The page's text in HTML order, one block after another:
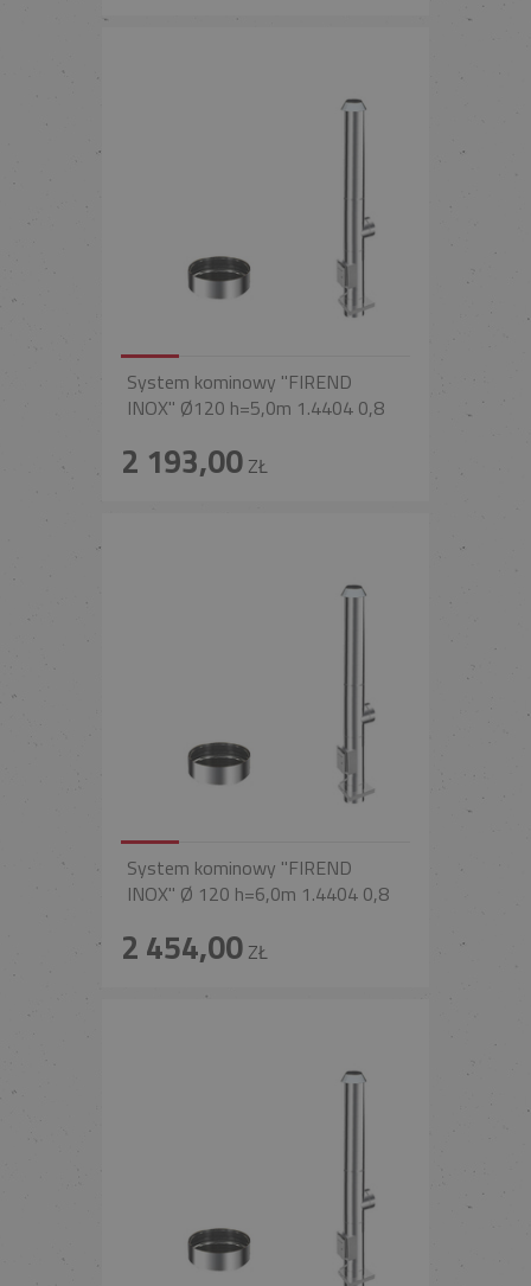
System kominowy "FIREND
INOX" Ø120 h=5,0m 1.4404 0,8
2 193,00ZŁ
System kominowy "FIREND
INOX" Ø 120 h=6,0m 1.4404 0,8
2 454,00ZŁ